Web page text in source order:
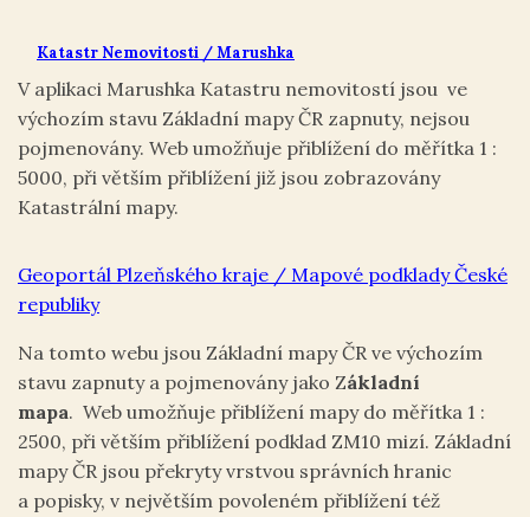
Katastr Nemovitosti / Marushka
V aplikaci Marushka Katastru nemovitostí jsou ve
výchozím stavu Základní mapy ČR zapnuty, nejsou
pojmenovány. Web umožňuje přiblížení do měřítka 1 :
5000, při větším přiblížení již jsou zobrazovány
Katastrální mapy.
Geoportál Plzeňského kraje / Mapové podklady České
republiky
Na tomto webu jsou Základní mapy ČR ve výchozím
stavu zapnuty a pojmenovány jako Základní
mapa. Web umožňuje přiblížení mapy do měřítka 1 :
2500, při větším přiblížení podklad ZM10 mizí. Základní
mapy ČR jsou překryty vrstvou správních hranic
a popisky, v největším povoleném přiblížení též